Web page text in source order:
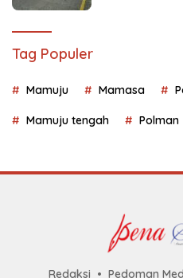
Tag Populer
Mamuju Mamasa
Mamuju tengah Polman
Redaksi Pedoman